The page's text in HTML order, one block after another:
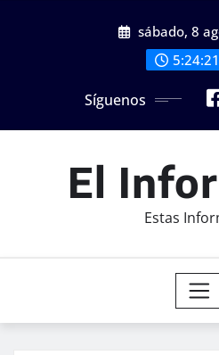
sábado, 8
Síguenos
El
Estas